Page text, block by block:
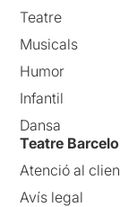
Teatre
Musicals
Humor
Infantil
Dansa
Teatre
Atenció al
Avís legal